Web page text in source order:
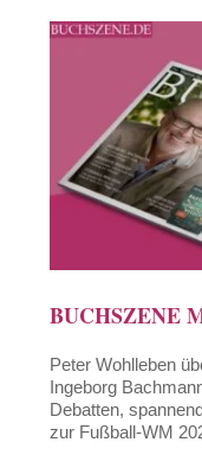
BUCHSZENE
Peter Wohlleben
Ingeborg
Debatten,
zur Fußball-WM